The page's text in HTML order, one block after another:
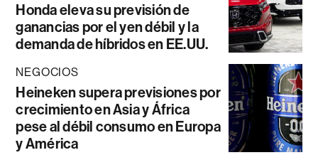
Honda eleva su previsión de
ganancias por el yen débil y la
demanda de híbridos en EE.UU.
NEGOCIOS
Heineken supera previsiones por
crecimiento en Asia y África
pese al débil consumo en Europa
y América